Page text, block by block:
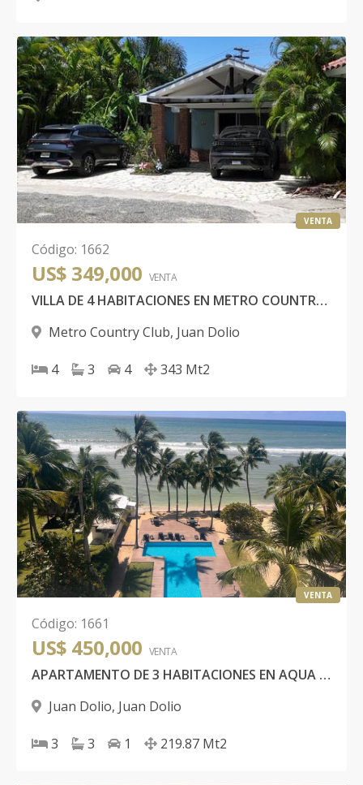
VENTA
Código: 1662
US$ 349,000 VENTA
VILLA DE 4 HABITACIONES EN METRO COUNTRY CLUB JUAN DOLIO
Metro Country Club, Juan Dolio
4 3 4 343 Mt2
VENTA
Código: 1661
US$ 450,000 VENTA
APARTAMENTO DE 3 HABITACIONES EN AQUA TOWER
Juan Dolio, Juan Dolio
3 3 1 219.87 Mt2